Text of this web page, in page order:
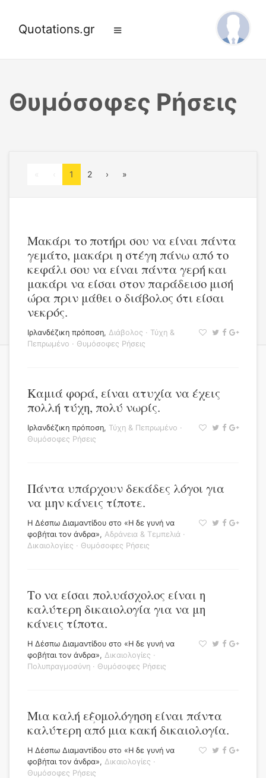
Quotations.gr
Θυμόσοφες Ρήσεις
Previous
1 2 › Next
»
Μακάρι το ποτήρι σου να είναι πάντα
γεμάτο, μακάρι η στέγη πάνω από το
κεφάλι σου να είναι πάντα γερή και
μακάρι να είσαι στον παράδεισο μισή
ώρα πριν μάθει ο διάβολος ότι είσαι
νεκρός.
Ιρλανδέζικη πρόποση, Διάβολος · Τύχη &
Πεπρωμένο · Θυμόσοφες Ρήσεις
Καμιά φορά, είναι ατυχία να έχεις
πολλή τύχη, πολύ νωρίς.
Ιρλανδέζικη πρόποση, Τύχη & Πεπρωμένο ·
Θυμόσοφες Ρήσεις
Πάντα υπάρχουν δεκάδες λόγοι για
να μην κάνεις τίποτε.
Η Δέσπω Διαμαντίδου στο «Η δε γυνή να
φοβήται τον άνδρα», Αδράνεια & Τεμπελιά ·
Δικαιολογίες · Θυμόσοφες Ρήσεις
Το να είσαι πολυάσχολος είναι η
καλύτερη δικαιολογία για να μη
κάνεις τίποτα.
Η Δέσπω Διαμαντίδου στο «Η δε γυνή να
φοβήται τον άνδρα», Δικαιολογίες ·
Πολυπραγμοσύνη · Θυμόσοφες Ρήσεις
Μια καλή εξομολόγηση είναι πάντα
καλύτερη από μια κακή δικαιολογία.
Η Δέσπω Διαμαντίδου στο «Η δε γυνή να
φοβήται τον άνδρα», Δικαιολογίες ·
Θυμόσοφες Ρήσεις